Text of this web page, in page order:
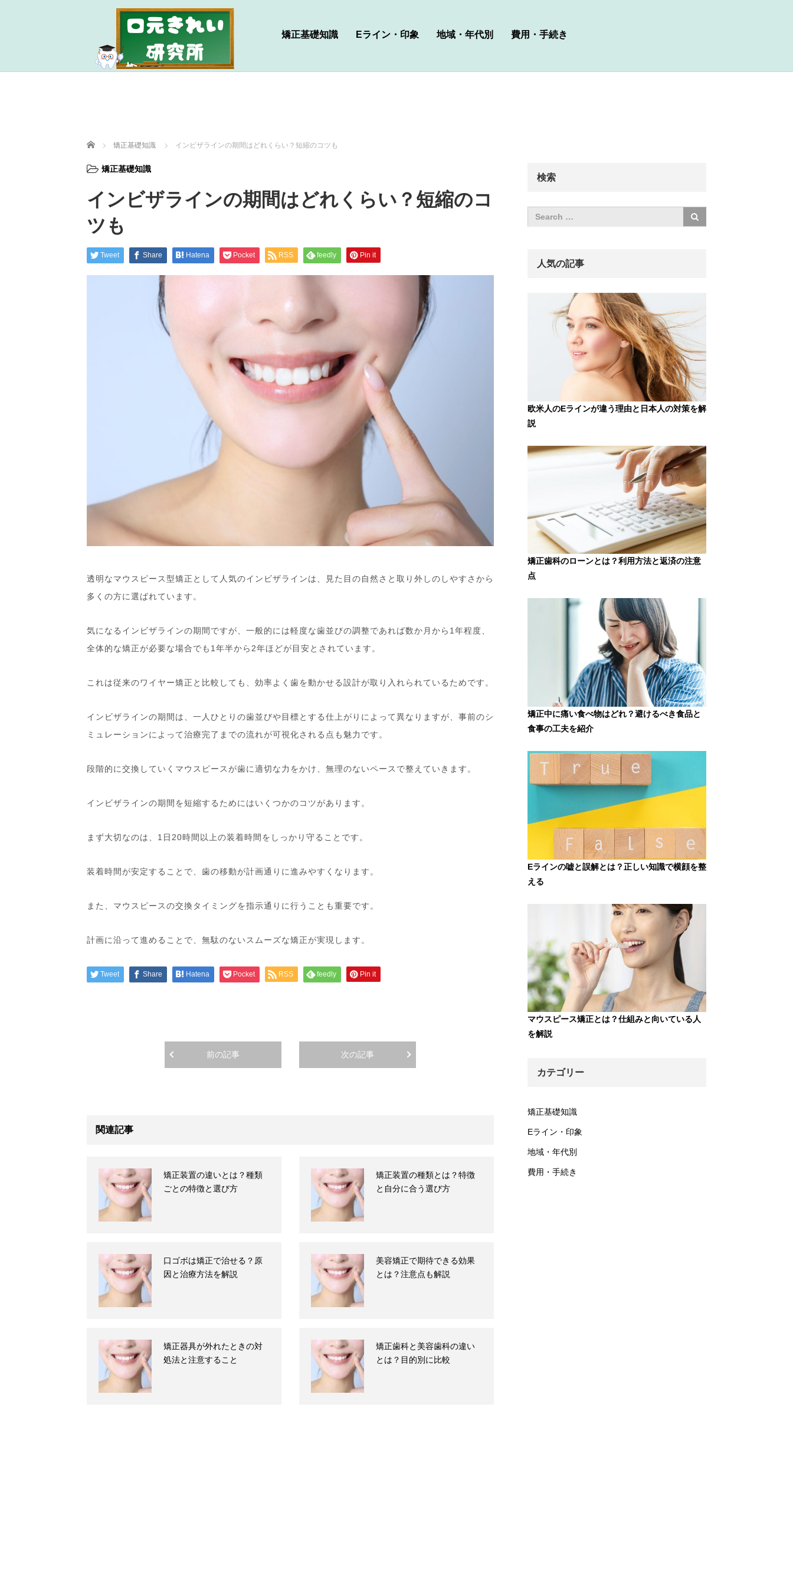
矯正基礎知識 Eライン・印象 地域・年代別 費用・手続き
ホーム 矯正基礎知識 インビザラインの期間はどれくらい？短縮のコツも
矯正基礎知識
インビザラインの期間はどれくらい？短縮のコ
ツも
Tweet Share Hatena Pocket RSS feedly Pin it
透明なマウスピース型矯正として人気のインビザラインは、見た目の自然さと取り外しのしやすさから
多くの方に選ばれています。
気になるインビザラインの期間ですが、一般的には軽度な歯並びの調整であれば数か月から1年程度、
全体的な矯正が必要な場合でも1年半から2年ほどが目安とされています。
これは従来のワイヤー矯正と比較しても、効率よく歯を動かせる設計が取り入れられているためです。
インビザラインの期間は、一人ひとりの歯並びや目標とする仕上がりによって異なりますが、事前のシ
ミュレーションによって治療完了までの流れが可視化される点も魅力です。
段階的に交換していくマウスピースが歯に適切な力をかけ、無理のないペースで整えていきます。
インビザラインの期間を短縮するためにはいくつかのコツがあります。
まず大切なのは、1日20時間以上の装着時間をしっかり守ることです。
装着時間が安定することで、歯の移動が計画通りに進みやすくなります。
また、マウスピースの交換タイミングを指示通りに行うことも重要です。
計画に沿って進めることで、無駄のないスムーズな矯正が実現します。
Tweet Share Hatena Pocket RSS feedly Pin it
前の記事 次の記事
関連記事
矯正装置の違いとは？種類
ごとの特徴と選び方
矯正装置の種類とは？特徴
と自分に合う選び方
口ゴボは矯正で治せる？原
因と治療方法を解説
美容矯正で期待できる効果
とは？注意点も解説
矯正器具が外れたときの対
処法と注意すること
矯正歯科と美容歯科の違い
とは？目的別に比較
検索
人気の記事
欧米人のEラインが違う理由と日本人の対策を解
説
矯正歯科のローンとは？利用方法と返済の注意
点
矯正中に痛い食べ物はどれ？避けるべき食品と
食事の工夫を紹介
Eラインの嘘と誤解とは？正しい知識で横顔を整
える
マウスピース矯正とは？仕組みと向いている人
を解説
カテゴリー
矯正基礎知識
Eライン・印象
地域・年代別
費用・手続き